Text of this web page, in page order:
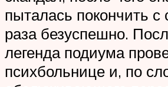
пыталась покончить с
раза безуспешно.
легенда подиума
психбольнице и, по